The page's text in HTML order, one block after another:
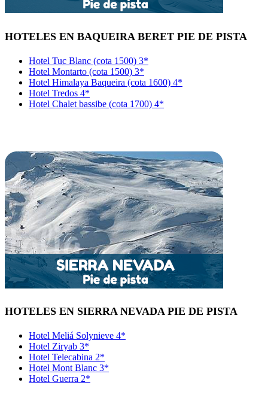
HOTELES EN BAQUEIRA BERET PIE DE PISTA
Hotel Tuc Blanc (cota 1500) 3*
Hotel Montarto (cota 1500) 3*
Hotel Himalaya Baqueira (cota 1600) 4*
Hotel Tredos 4*
Hotel Chalet bassibe (cota 1700) 4*
HOTELES EN SIERRA NEVADA PIE DE PISTA
Hotel Meliá Solynieve 4*
Hotel Ziryab 3*
Hotel Telecabina 2*
Hotel Mont Blanc 3*
Hotel Guerra 2*